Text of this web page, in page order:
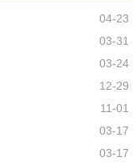
04-23
03-31
03-24
12-29
11-01
03-17
03-17